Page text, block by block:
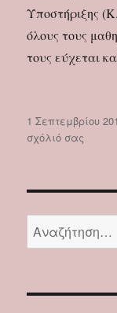
Υποστήριξης
όλους τους
τους εύχεται
Δημοσιεύτηκε
την
1 Σεπτεμβρίου
σχόλιό σας
ΑΕΙ
2019
Αναζήτηση
για: